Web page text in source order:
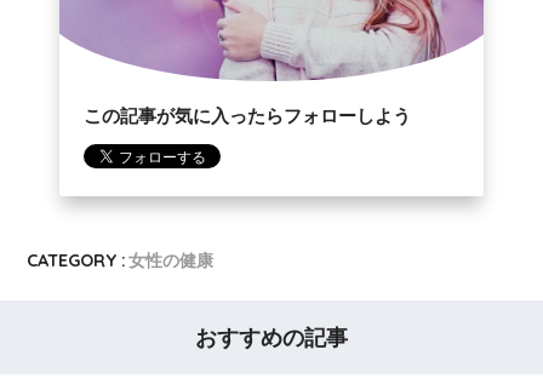
この記事が気に入ったらフォローしよう
CATEGORY :女性の健康
おすすめの記事